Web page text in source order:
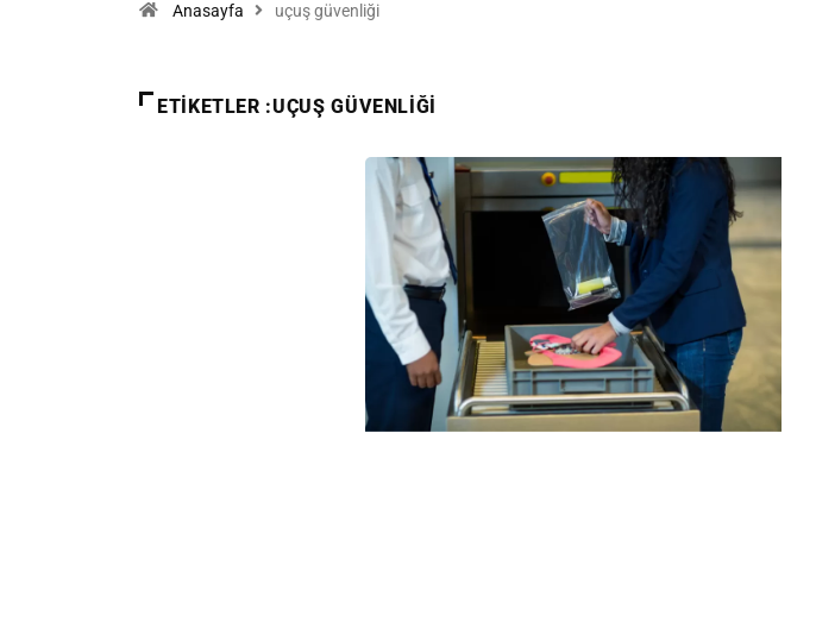
Anasayfa uçuş güvenliği
ETIKETLER :UÇUŞ GÜVENLIĞI